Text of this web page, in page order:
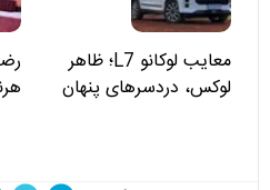
معایب لوکانو L7؛ ظاهر
لوکس، دردسرهای پنهان